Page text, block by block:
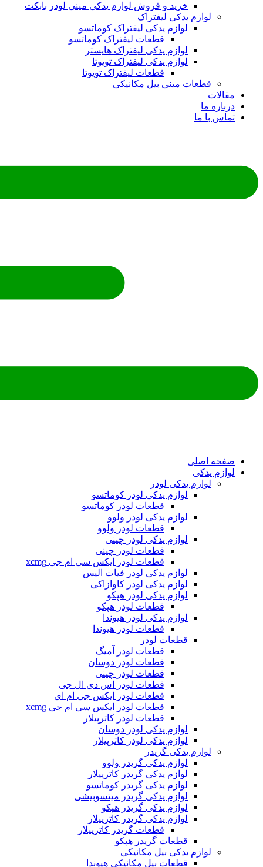
خرید و فروش لوازم یدکی مینی لودر بابکت
لوازم یدکی لیفتراک
لوازم یدکی لیفتراک کوماتسو
قطعات لیفتراک کوماتسو
لوازم یدکی لیفتراک هایستر
لوازم یدکی لیفتراک تویوتا
قطعات لیفتراک تویوتا
قطعات مینی بیل مکانیکی
ما
با ما
اصلی
یدکی
لوازم یدکی لودر
لوازم یدکی لودر کوماتسو
قطعات لودر کوماتسو
لوازم یدکی لودر ولوو
قطعات لودر ولوو
لوازم یدکی لودر چینی
قطعات لودر چینی
قطعات لودر ایکس سی ام جی xcmg
لوازم یدکی لودر فیات الیس
لوازم یدکی لودر کاوازاکی
لوازم یدکی لودر هپکو
قطعات لودر هپکو
لوازم یدکی لودر هیوندا
قطعات لودر هیوندا
قطعات لودر
قطعات لودر آمیگ
قطعات لودر دوسان
قطعات لودر چینی
قطعات لودر اس دی ال جی
قطعات لودر ایکس جی ام ای
قطعات لودر ایکس سی ام جی xcmg
قطعات لودر کاترپیلار
لوازم یدکی لودر دوسان
لوازم یدکی لودر کاترپیلار
لوازم یدکی گریدر
لوازم یدکی گریدر ولوو
لوازم یدکی گریدر کاترپیلار
لوازم یدکی گریدر کوماتسو
لوازم یدکی گریدر میتسوبیشی
لوازم یدکی گریدر هپکو
لوازم یدکی گریدر کاترپیلار
قطعات گریدر کاترپیلار
قطعات گریدر هپکو
لوازم یدکی بیل مکانیکی
قطعات بیل مکانیکی هیوندا